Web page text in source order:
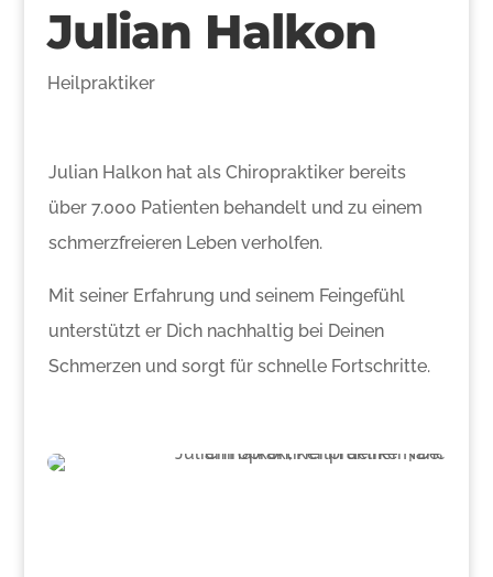
Julian Halkon
Heilpraktiker
Julian Halkon hat als Chiropraktiker bereits
über 7.000 Patienten behandelt und zu einem
schmerzfreieren Leben verholfen.
Mit seiner Erfahrung und seinem Feingefühl
unterstützt er Dich nachhaltig bei Deinen
Schmerzen und sorgt für schnelle Fortschritte.